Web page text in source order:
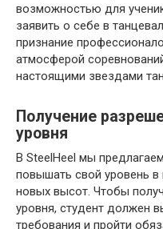
возможностью для
заявить о себе в
признание
атмосферой
настоящими звездами
Получение
уровня
В SteelHeel мы
повышать свой уровень в
новых высот. Чтобы
уровня, студент должен
требования и пройти